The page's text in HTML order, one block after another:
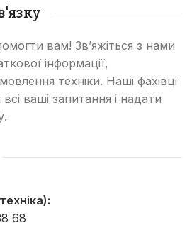
вам! Зв’яжіться з нами
інформації,
техніки. Наші фахівці
всі ваші запитання і надати
68